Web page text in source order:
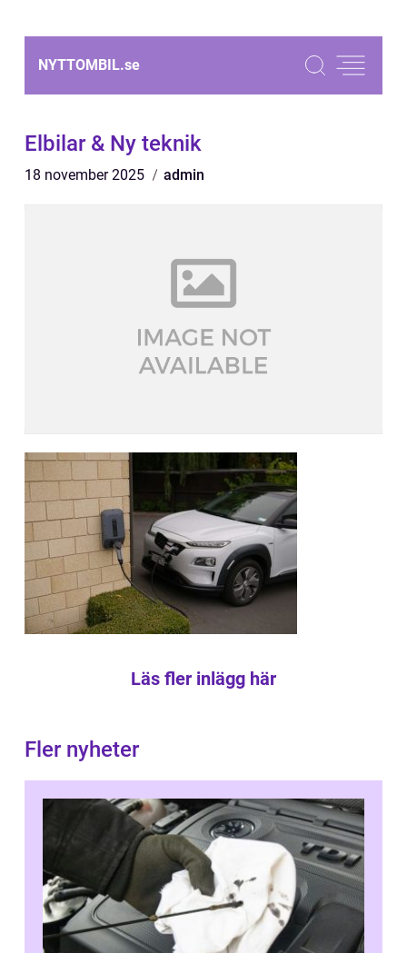
NYTTOMBIL.se
Elbilar & Ny teknik
18 november 2025 admin
Läs fler inlägg här
Fler nyheter